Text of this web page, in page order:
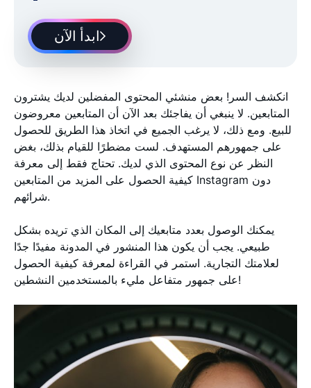
ابدأ الآن
انكشف السر! بعض منشئي المحتوى المفضلين لديك يشترون
المتابعين. لا ينبغي أن يفاجئك بعد الآن أن المتابعين معروضون
للبيع. ومع ذلك، لا يرغب الجميع في اتخاذ هذا الطريق للحصول
على جمهورهم المستهدف. لست مضطرًا للقيام بذلك، بغض
النظر عن نوع المحتوى الذي لديك. تحتاج فقط إلى معرفة
كيفية الحصول على المزيد من المتابعين Instagram دون
شرائهم.
يمكنك الوصول بعدد متابعيك إلى المكان الذي تريده بشكل
طبيعي. يجب أن يكون هذا المنشور في المدونة مفيدًا جدًا
لعلامتك التجارية. استمر في القراءة لمعرفة كيفية الحصول
على جمهور متفاعل مليء بالمستخدمين النشطين!